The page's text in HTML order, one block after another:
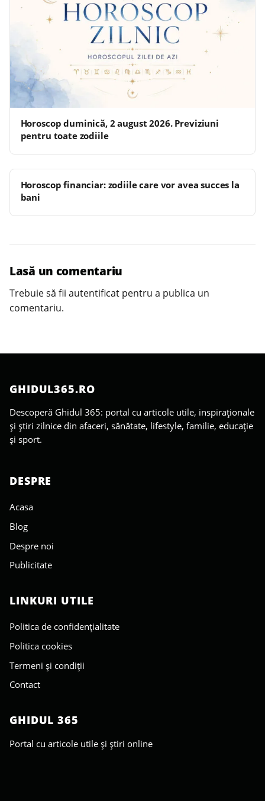
Horoscop duminică, 2 august 2026. Previziuni
pentru toate zodiile
Horoscop financiar: zodiile care vor avea succes la
bani
Lasă un comentariu
Trebuie să fii autentificat pentru a publica un
comentariu.
GHIDUL365.RO
Descoperă Ghidul 365: portal cu articole utile, inspiraționale
și știri zilnice din afaceri, sănătate, lifestyle, familie, educație
și sport.
DESPRE
Acasa
Blog
Despre noi
Publicitate
LINKURI UTILE
Politica de confidențialitate
Politica cookies
Termeni și condiții
Contact
GHIDUL 365
Portal cu articole utile și știri online